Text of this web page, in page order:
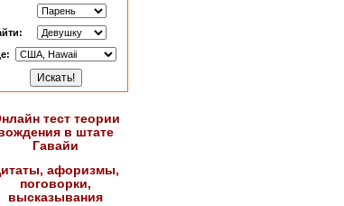
тест теории
в штате
Гавайи
афоризмы,
поговорки,
высказывания